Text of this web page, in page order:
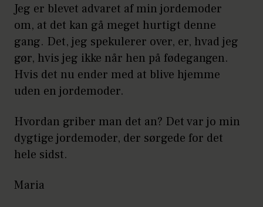
Jeg er blevet advaret af min jordemoder
om, at det kan gå meget hurtigt denne
gang. Det, jeg spekulerer over, er, hvad jeg
gør, hvis jeg ikke når hen på fødegangen.
Hvis det nu ender med at blive hjemme
uden en jordemoder.
Hvordan griber man det an? Det var jo min
dygtige jordemoder, der sørgede for det
hele sidst.
Maria